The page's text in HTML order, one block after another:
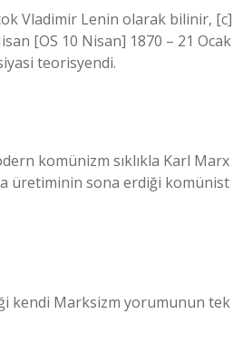
Vladimir Lenin olarak bilinir, [c]
[OS 10 Nisan] 1870 – 21 Ocak
teorisyendi.
komünizm sıklıkla Karl Marx
üretiminin sona erdiği komünist
kendi Marksizm yorumunun tek